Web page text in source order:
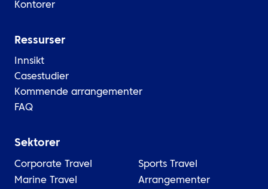
Kontorer
Ressurser
Innsikt
Casestudier
Kommende arrangementer
FAQ
Sektorer
Corporate Travel
Marine Travel
Sports Travel
Arrangementer